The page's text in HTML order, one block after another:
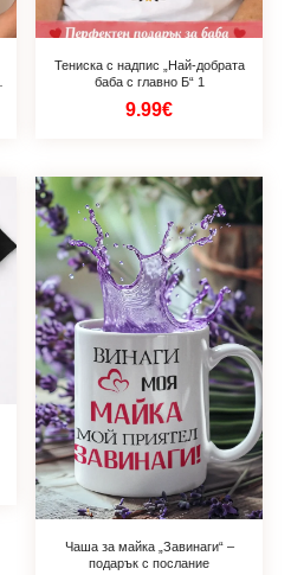
Тениска с надпис „Най-добрата
баба с главно Б“ 1
9.99€
Чаша за майка „Завинаги“ –
подарък с послание